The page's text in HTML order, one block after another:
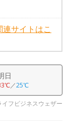
サイトはこ
日
／25℃
フビジネスウェザー